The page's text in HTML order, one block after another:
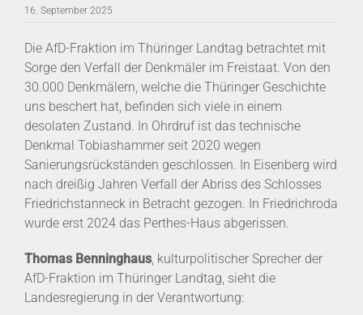
16. September 2025
Die AfD-Fraktion im Thüringer Landtag betrachtet mit
Sorge den Verfall der Denkmäler im Freistaat. Von den
30.000 Denkmälern, welche die Thüringer Geschichte
uns beschert hat, befinden sich viele in einem
desolaten Zustand. In Ohrdruf ist das technische
Denkmal Tobiashammer seit 2020 wegen
Sanierungsrückständen geschlossen. In Eisenberg wird
nach dreißig Jahren Verfall der Abriss des Schlosses
Friedrichstanneck in Betracht gezogen. In Friedrichroda
wurde erst 2024 das Perthes-Haus abgerissen.
Thomas Benninghaus , kulturpolitischer Sprecher der
AfD-Fraktion im Thüringer Landtag, sieht die
Landesregierung in der Verantwortung: